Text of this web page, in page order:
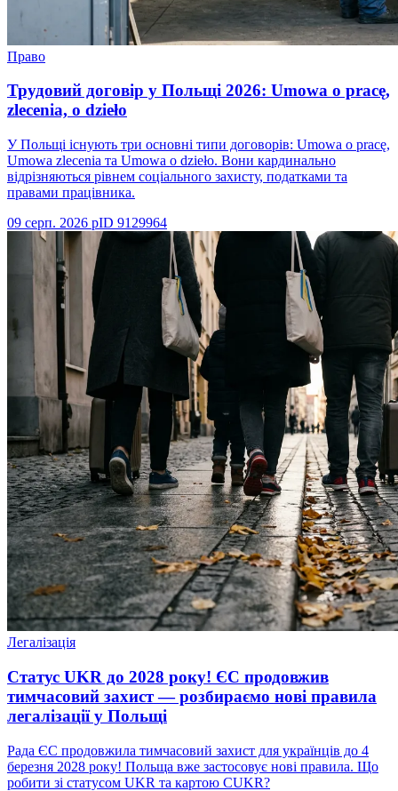
Право
Трудовий договір у Польщі 2026: Umowa o pracę,
zlecenia, o dzieło
У Польщі існують три основні типи договорів: Umowa o pracę,
Umowa zlecenia та Umowa o dzieło. Вони кардинально
відрізняються рівнем соціального захисту, податками та
правами працівника.
09 серп. 2026 рID 9129964
Легалізація
Статус UKR до 2028 року! ЄС продовжив
тимчасовий захист — розбираємо нові правила
легалізації у Польщі
Рада ЄС продовжила тимчасовий захист для українців до 4
березня 2028 року! Польща вже застосовує нові правила. Що
робити зі статусом UKR та картою CUKR?